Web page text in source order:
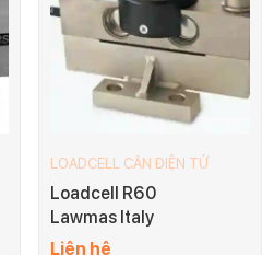
LOADCELL CÂN ĐIỆN TỬ
Loadcell R60
Lawmas Italy
Liên hệ